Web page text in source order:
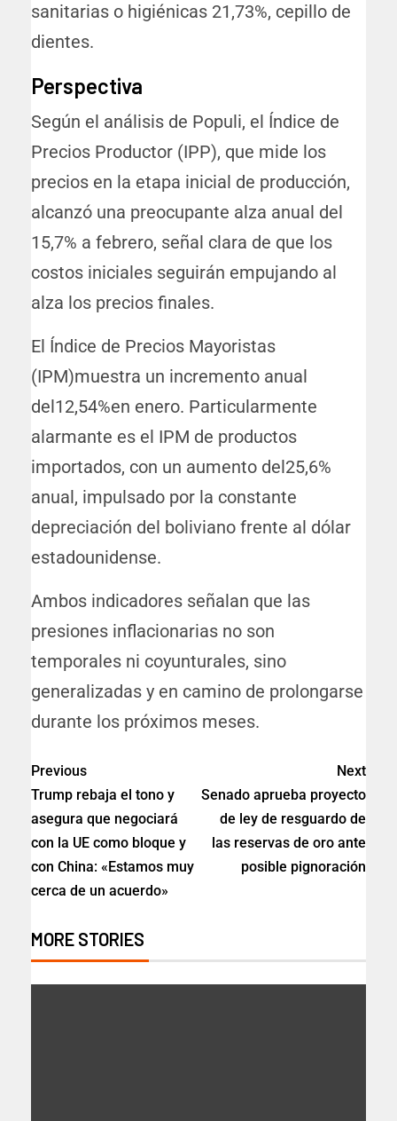
sanitarias o higiénicas 21,73%, cepillo de
dientes.
Perspectiva
Según el análisis de Populi, el Índice de
Precios Productor (IPP), que mide los
precios en la etapa inicial de producción,
alcanzó una preocupante alza anual del
15,7% a febrero, señal clara de que los
costos iniciales seguirán empujando al
alza los precios finales.
El Índice de Precios Mayoristas
(IPM)muestra un incremento anual
del12,54%en enero. Particularmente
alarmante es el IPM de productos
importados, con un aumento del25,6%
anual, impulsado por la constante
depreciación del boliviano frente al dólar
estadounidense.
Ambos indicadores señalan que las
presiones inflacionarias no son
temporales ni coyunturales, sino
generalizadas y en camino de prolongarse
durante los próximos meses.
Previous
Trump rebaja el tono y
asegura que negociará
con la UE como bloque y
con China: «Estamos muy
cerca de un acuerdo»
Next
Senado aprueba proyecto
de ley de resguardo de
las reservas de oro ante
posible pignoración
MORE STORIES